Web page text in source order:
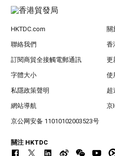
HKTDC.com 關
聯絡我們 香
訂閱商貿全接觸電郵通訊 更
字體大小 使
私隱政策聲明 超
網站導航 京
京公网安备 11010102003523号
關注 HKTDC